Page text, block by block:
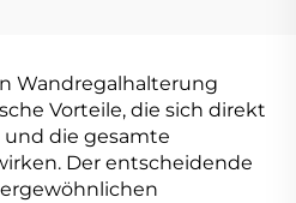
Wandregalhalterung
Vorteile, die sich direkt
und die gesamte
Der entscheidende